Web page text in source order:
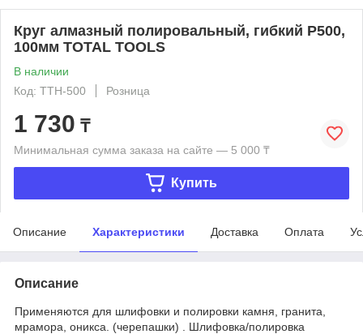
Круг алмазный полировальный, гибкий P500,
100мм TOTAL TOOLS
В наличии
Код: ТТН-500
Розница
1 730 ₸
Минимальная сумма заказа на сайте — 5 000 ₸
Купить
Описание Характеристики Доставка Оплата
Описание
Применяются для шлифовки и полировки камня, гранита,
мрамора, оникса. (черепашки) . Шлифовка/полировка